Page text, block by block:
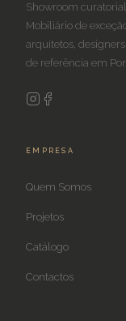
Showroom
Mobiliário de
arquitetos,
de referência em
EMPRESA
Quem Somos
Projetos
Catálogo
Contactos